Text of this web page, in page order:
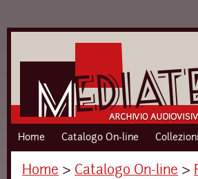
Home Catalogo On-line Collezioni
Home › Catalogo On-line ›